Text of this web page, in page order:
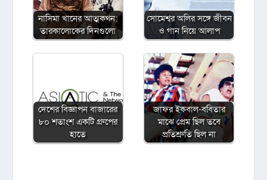
নাসিমা খানের আত্মকথন:
তারকালোকের দিনগুলো
সোমেশ্বর অলির সঙ্গে জীবন
ও গান নিয়ে আলাপ
দেশের বিজ্ঞাপন বাজারের
৮০ শতাংশ একটি গ্রুপের
হাতে
জাফর ইকবাল-ববিতার
মাঝে প্রেম ছিল তবে
প্রতিশ্রুতি ছিল না